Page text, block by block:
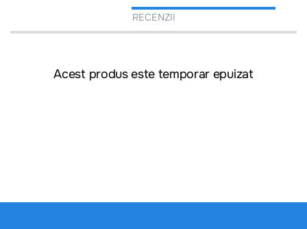
RECENZII
Acest produs este temporar epuizat